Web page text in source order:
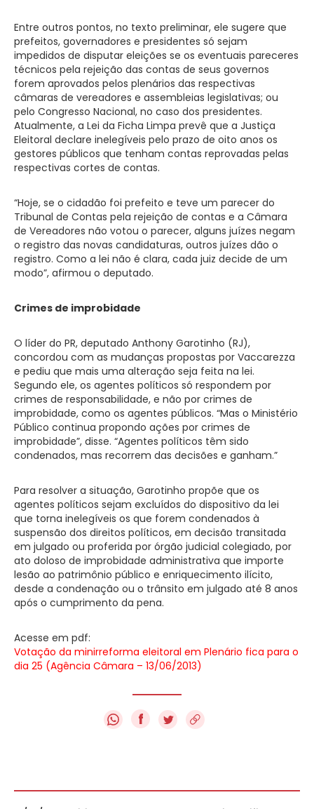
Entre outros pontos, no texto preliminar, ele sugere que
prefeitos, governadores e presidentes só sejam
impedidos de disputar eleições se os eventuais pareceres
técnicos pela rejeição das contas de seus governos
forem aprovados pelos plenários das respectivas
câmaras de vereadores e assembleias legislativas; ou
pelo Congresso Nacional, no caso dos presidentes.
Atualmente, a Lei da Ficha Limpa prevê que a Justiça
Eleitoral declare inelegíveis pelo prazo de oito anos os
gestores públicos que tenham contas reprovadas pelas
respectivas cortes de contas.
“Hoje, se o cidadão foi prefeito e teve um parecer do
Tribunal de Contas pela rejeição de contas e a Câmara
de Vereadores não votou o parecer, alguns juízes negam
o registro das novas candidaturas, outros juízes dão o
registro. Como a lei não é clara, cada juiz decide de um
modo”, afirmou o deputado.
Crimes de improbidade
O líder do PR, deputado Anthony Garotinho (RJ),
concordou com as mudanças propostas por Vaccarezza
e pediu que mais uma alteração seja feita na lei.
Segundo ele, os agentes políticos só respondem por
crimes de responsabilidade, e não por crimes de
improbidade, como os agentes públicos. “Mas o Ministério
Público continua propondo ações por crimes de
improbidade”, disse. “Agentes políticos têm sido
condenados, mas recorrem das decisões e ganham.”
Para resolver a situação, Garotinho propõe que os
agentes políticos sejam excluídos do dispositivo da lei
que torna inelegíveis os que forem condenados à
suspensão dos direitos políticos, em decisão transitada
em julgado ou proferida por órgão judicial colegiado, por
ato doloso de improbidade administrativa que importe
lesão ao patrimônio público e enriquecimento ilícito,
desde a condenação ou o trânsito em julgado até 8 anos
após o cumprimento da pena.
Acesse em pdf:
Votação da minirreforma eleitoral em Plenário fica para o
dia 25 (Agência Câmara – 13/06/2013)
f